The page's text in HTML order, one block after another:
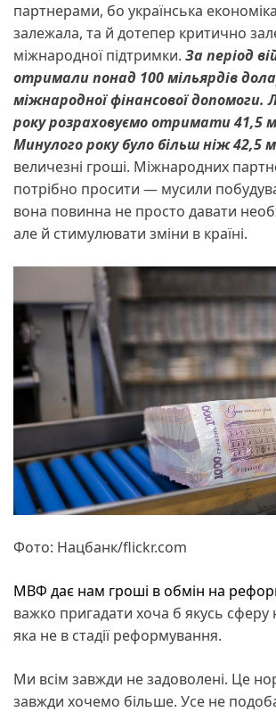
партнерами, бо українська
залежала, та й дотепер критично
міжнародної підтримки. За період
отримали понад 100 мільярдів
міжнародної фінансової допомоги.
року розраховуємо отримати 41,5
Минулого року було більш ніж 42,5
величезні гроші. Міжнародних
потрібно просити — мусили
вона повинна не просто давати
але й стимулювати зміни в країні.
Фото: Нацбанк/flickr.com
МВФ дає нам гроші в обмін на
важко пригадати хоча б якусь
яка не в стадії реформування.
Ми всім завжди не задоволені. Це
завжди хочемо більше. Усе не